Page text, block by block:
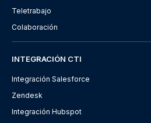
Teletrabajo
Colaboración
INTEGRACIÓN CTI
Integración Salesforce
Zendesk
Integración Hubspot